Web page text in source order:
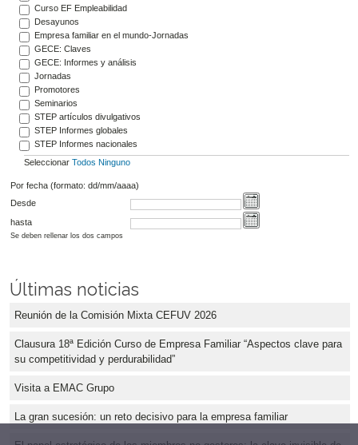
Curso EF Empleabilidad
Desayunos
Empresa familiar en el mundo-Jornadas
GECE: Claves
GECE: Informes y análisis
Jornadas
Promotores
Seminarios
STEP artículos divulgativos
STEP Informes globales
STEP Informes nacionales
Seleccionar Todos Ninguno
Por fecha (formato: dd/mm/aaaa)
Desde
hasta
Se deben rellenar los dos campos
Últimas noticias
Reunión de la Comisión Mixta CEFUV 2026
Clausura 18ª Edición Curso de Empresa Familiar “Aspectos clave para
su competitividad y perdurabilidad”
Visita a EMAC Grupo
La gran sucesión: un reto decisivo para la empresa familiar